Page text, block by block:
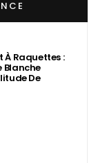
À Raquettes :
Blanche
De